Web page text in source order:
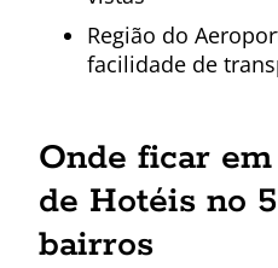
Região do
facilidade de
Onde ficar
de Hotéis no
bairros